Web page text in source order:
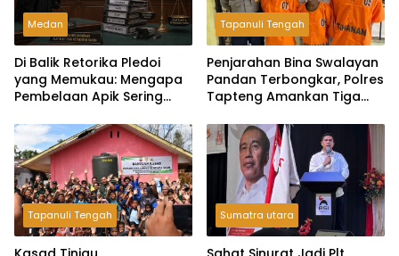
Medan
Di Balik Retorika Pledoi
yang Memukau: Mengapa
Pembelaan Apik Sering
Tapanuli Tengah
Penjarahan Bina Swalayan
Pandan Terbongkar, Polres
Tapteng Amankan Tiga
Tapanuli Tengah Sumatra utara